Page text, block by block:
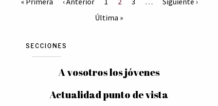
Última »
SECCIONES
A vosotros los jóvenes
Actualidad punto de vista